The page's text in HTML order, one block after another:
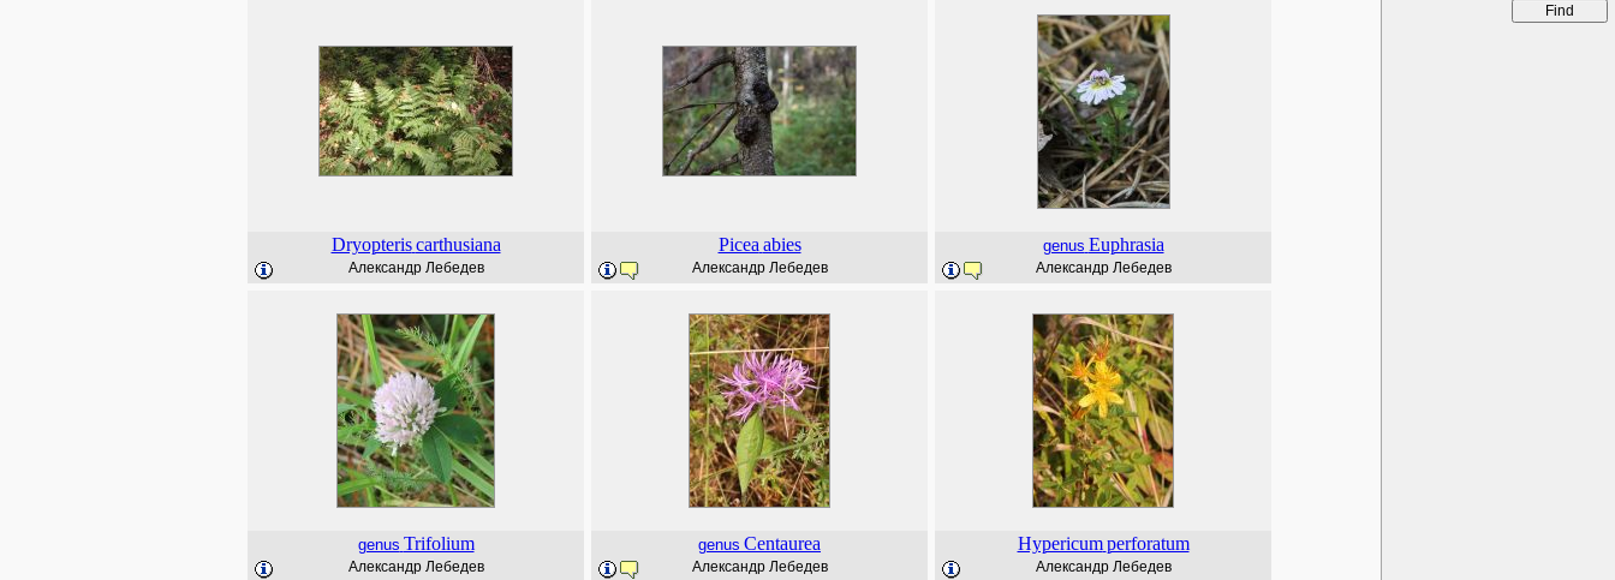
Dryopteris carthusiana
Александр Лебедев
Picea abies
Александр Лебедев
genus Euphrasia
Александр Лебедев
genus Trifolium
Александр Лебедев
genus Centaurea
Александр Лебедев
Hypericum perforatum
Александр Лебедев